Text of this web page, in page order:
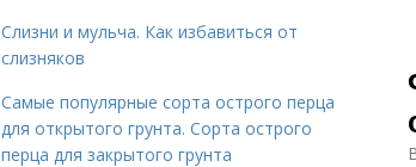
Слизни и мульча. Как избавиться от
слизняков
Самые популярные сорта острого перца
для открытого грунта. Сорта острого
перца для закрытого грунта